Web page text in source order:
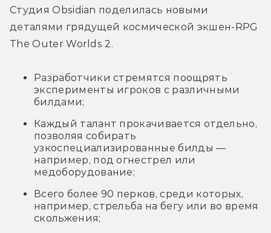
Студия Obsidian поделилась новыми
деталями грядущей космической экшен-RPG
The Outer Worlds 2.
Разработчики стремятся поощрять
эксперименты игроков с различными
билдами;
Каждый талант прокачивается отдельно,
позволяя собирать
узкоспециализированные билды —
например, под огнестрел или
медоборудование;
Всего более 90 перков, среди которых,
например, стрельба на бегу или во время
скольжения;